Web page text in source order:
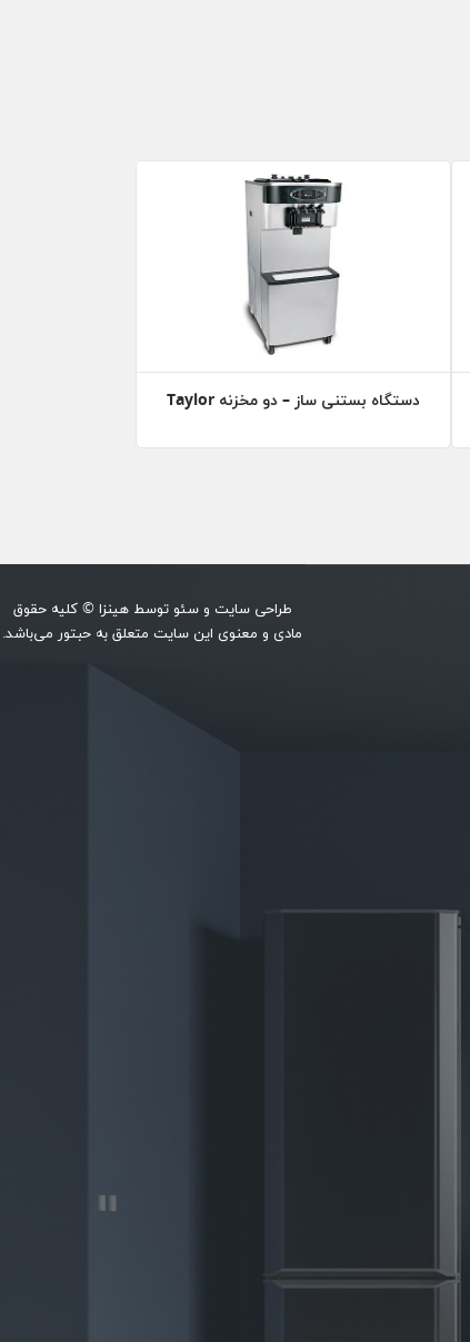
دستگاه بستنی ساز – دو مخزنه Taylor
طراحی سایت وسئو توسطهینزا © کلیه حقوق
مادی و معنوی این سایت متعلق به حبتور می‌باشد.